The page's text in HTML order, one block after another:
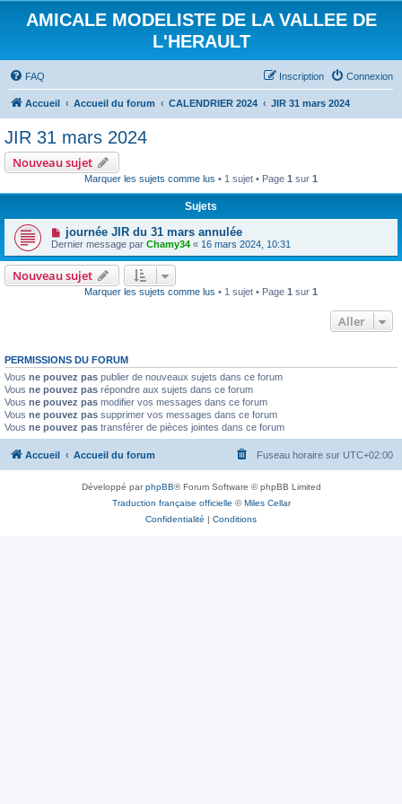
AMICALE MODELISTE DE LA VALLEE DE
L'HERAULT
FAQ Connexion
Inscription
Accueil Accueil du forum CALENDRIER 2024 JIR 31 mars 2024
JIR 31 mars 2024
Nouveau sujet
Marquer les sujets comme lus • 1 sujet • Page 1 sur 1
Sujets
journée JIR du 31 mars annulée
Dernier message par Chamy34 « 16 mars 2024, 10:31
Nouveau sujet
Marquer les sujets comme lus • 1 sujet • Page 1 sur 1
Aller
PERMISSIONS DU FORUM
Vous ne pouvez pas publier de nouveaux sujets dans ce forum
Vous ne pouvez pas répondre aux sujets dans ce forum
Vous ne pouvez pas modifier vos messages dans ce forum
Vous ne pouvez pas supprimer vos messages dans ce forum
Vous ne pouvez pas transférer de pièces jointes dans ce forum
Accueil Accueil du forum Fuseau horaire sur UTC+02:00
Développé parphpBB® Forum Software © phpBB Limited
Traduction française officielle ©Miles Cellar
Confidentialité | Conditions